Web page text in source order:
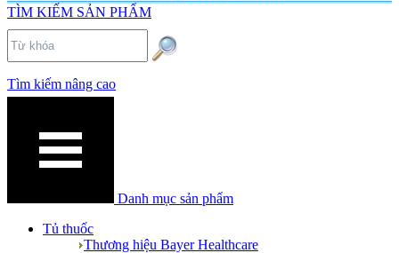
TÌM KIẾM SẢN PHẨM
Tìm kiếm nâng cao
Danh mục sản phẩm
Tủ thuốc
Thương hiệu Bayer Healthcare